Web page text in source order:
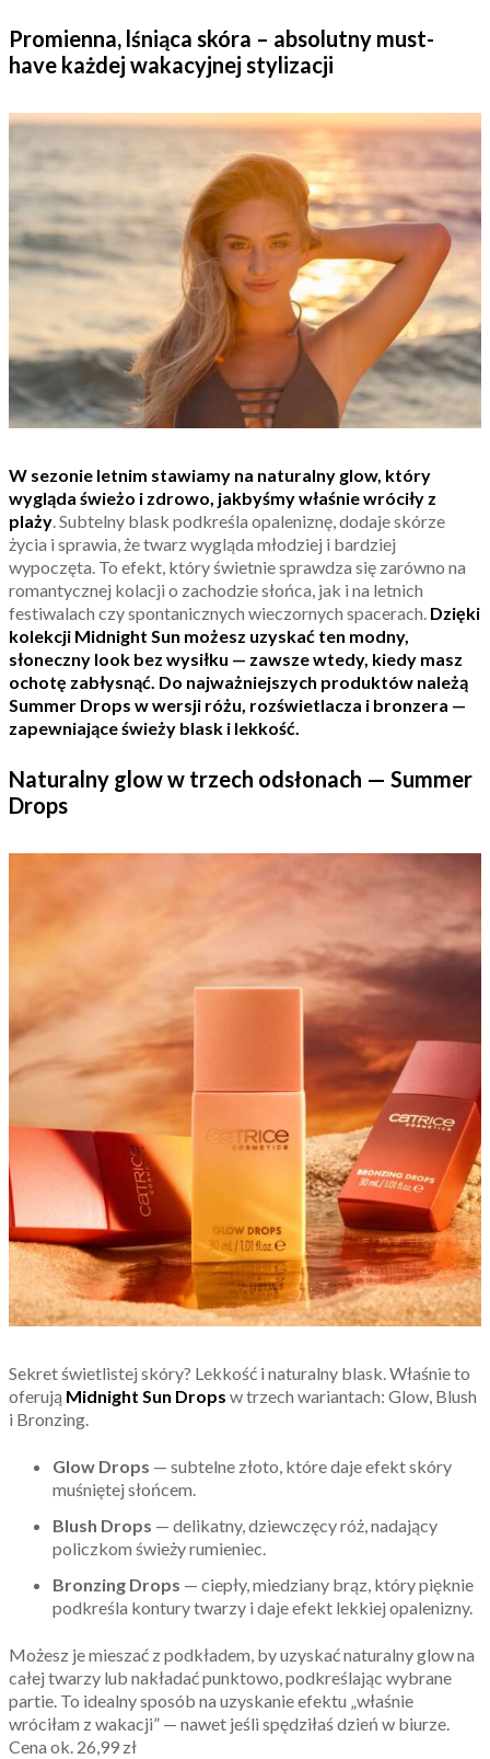
Promienna, lśniąca skóra – absolutny must-
have każdej wakacyjnej stylizacji
W sezonie letnim stawiamy na naturalny glow, który
wygląda świeżo i zdrowo, jakbyśmy właśnie wróciły z
plaży. Subtelny blask podkreśla opaleniznę, dodaje skórze
życia i sprawia, że twarz wygląda młodziej i bardziej
wypoczęta. To efekt, który świetnie sprawdza się zarówno na
romantycznej kolacji o zachodzie słońca, jak i na letnich
festiwalach czy spontanicznych wieczornych spacerach. Dzięki
kolekcji Midnight Sun możesz uzyskać ten modny,
słoneczny look bez wysiłku — zawsze wtedy, kiedy masz
ochotę zabłysnąć. Do najważniejszych produktów należą
Summer Drops w wersji różu, rozświetlacza i bronzera —
zapewniające świeży blask i lekkość.
Naturalny glow w trzech odsłonach — Summer
Drops
Sekret świetlistej skóry? Lekkość i naturalny blask. Właśnie to
oferują Midnight Sun Drops w trzech wariantach: Glow, Blush
i Bronzing.
Glow Drops — subtelne złoto, które daje efekt skóry
muśniętej słońcem.
Blush Drops — delikatny, dziewczęcy róż, nadający
policzkom świeży rumieniec.
Bronzing Drops — ciepły, miedziany brąz, który pięknie
podkreśla kontury twarzy i daje efekt lekkiej opalenizny.
Możesz je mieszać z podkładem, by uzyskać naturalny glow na
całej twarzy lub nakładać punktowo, podkreślając wybrane
partie. To idealny sposób na uzyskanie efektu „właśnie
wróciłam z wakacji” — nawet jeśli spędziłaś dzień w biurze.
Cena ok. 26,99 zł